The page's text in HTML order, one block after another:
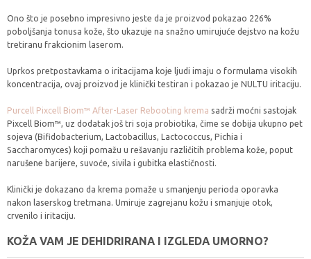
Ono što je posebno impresivno jeste da je proizvod pokazao 226%
poboljšanja tonusa kože, što ukazuje na snažno umirujuće dejstvo na kožu
tretiranu frakcionim laserom.
Uprkos pretpostavkama o iritacijama koje ljudi imaju o formulama visokih
koncentracija, ovaj proizvod je klinički testiran i pokazao je NULTU iritaciju.
Purcell Pixcell Biom™ After-Laser Rebooting krema sadrži moćni sastojak
Pixcell Biom™, uz dodatak još tri soja probiotika, čime se dobija ukupno pet
sojeva (Bifidobacterium, Lactobacillus, Lactococcus, Pichia i
Saccharomyces) koji pomažu u rešavanju različitih problema kože, poput
narušene barijere, suvoće, sivila i gubitka elastičnosti.
Klinički je dokazano da krema pomaže u smanjenju perioda oporavka
nakon laserskog tretmana. Umiruje zagrejanu kožu i smanjuje otok,
crvenilo i iritaciju.
KOŽA VAM JE DEHIDRIRANA I IZGLEDA UMORNO?